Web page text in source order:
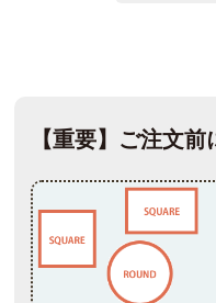
【重要】ご注文